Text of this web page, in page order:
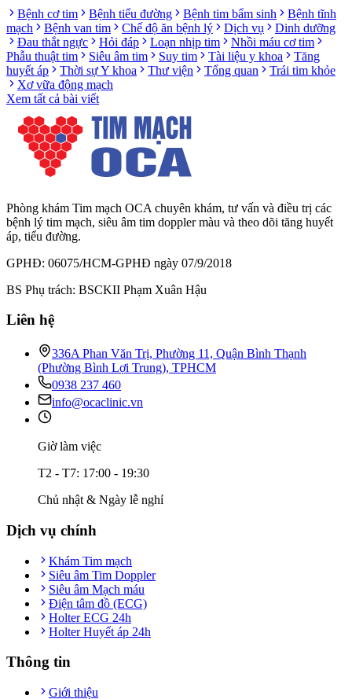
Bệnh cơ tim
Bệnh tiểu đường Bệnh tim bẩm sinh
Bệnh tĩnh
mạch
Bệnh van tim Chế độ ăn bệnh lý Dịch vụ
Dinh dưỡng
Đau thắt ngực
Hỏi đáp Loạn nhịp tim
Nhồi máu cơ tim
Phẫu thuật tim
Siêu âm tim Suy tim Tài liệu y khoa
Tăng
huyết áp
Thời sự Y khoa Thư viện Tổng quan
Trái tim khỏe
Xơ vữa động mạch
Xem tất cả bài viết
Phòng khám Tim mạch OCA chuyên khám, tư vấn và điều trị các
bệnh lý tim mạch, siêu âm tim doppler màu và theo dõi tăng huyết
áp, tiểu đường.
GPHĐ: 06075/HCM-GPHĐ ngày 07/9/2018
BS Phụ trách: BSCKII Phạm Xuân Hậu
Liên hệ
336A Phan Văn Trị, Phường 11, Quận Bình Thạnh
(Phường Bình Lợi Trung), TPHCM
0938 237 460
info@ocaclinic.vn
Giờ làm việc
T2 - T7: 17:00 - 19:30
Chủ nhật & Ngày lễ nghỉ
Dịch vụ chính
Khám Tim mạch
Siêu âm Tim Doppler
Siêu âm Mạch máu
Điện tâm đồ (ECG)
Holter ECG 24h
Holter Huyết áp 24h
Thông tin
Giới thiệu